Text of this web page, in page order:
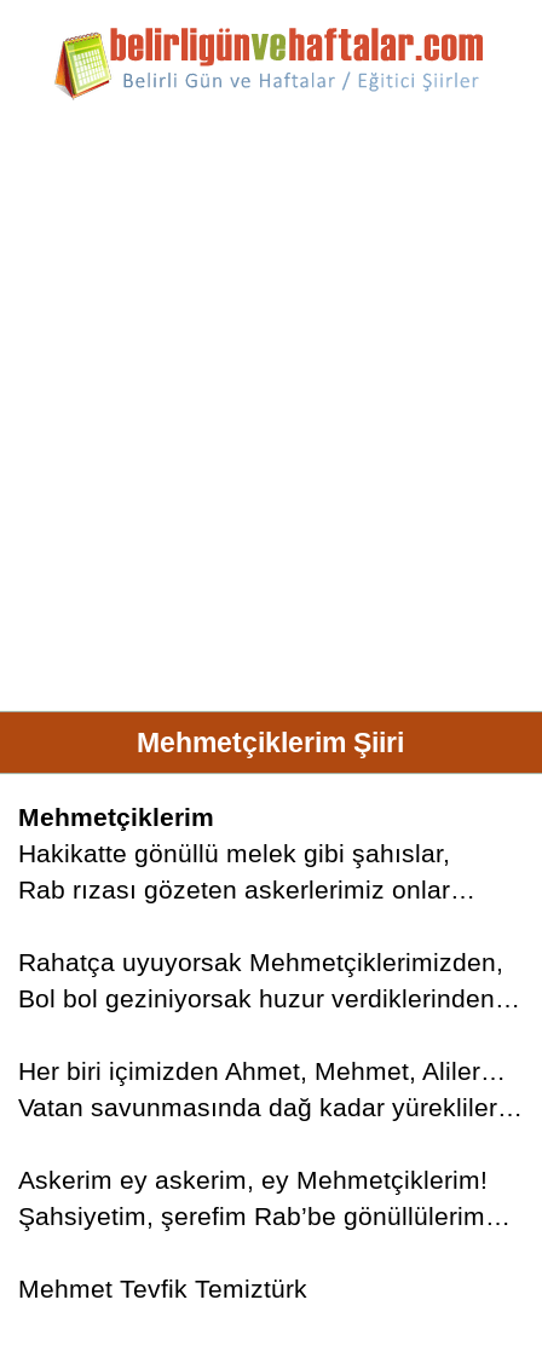
Mehmetçiklerim Şiiri
Mehmetçiklerim
Hakikatte gönüllü melek gibi şahıslar,
Rab rızası gözeten askerlerimiz onlar…
Rahatça uyuyorsak Mehmetçiklerimizden,
Bol bol geziniyorsak huzur verdiklerinden…
Her biri içimizden Ahmet, Mehmet, Aliler…
Vatan savunmasında dağ kadar yürekliler…
Askerim ey askerim, ey Mehmetçiklerim!
Şahsiyetim, şerefim Rab’be gönüllülerim…
Mehmet Tevfik Temiztürk